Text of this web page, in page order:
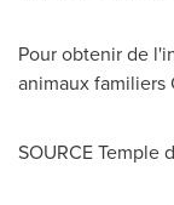
Pour obtenir de
animaux familiers
SOURCE Temple